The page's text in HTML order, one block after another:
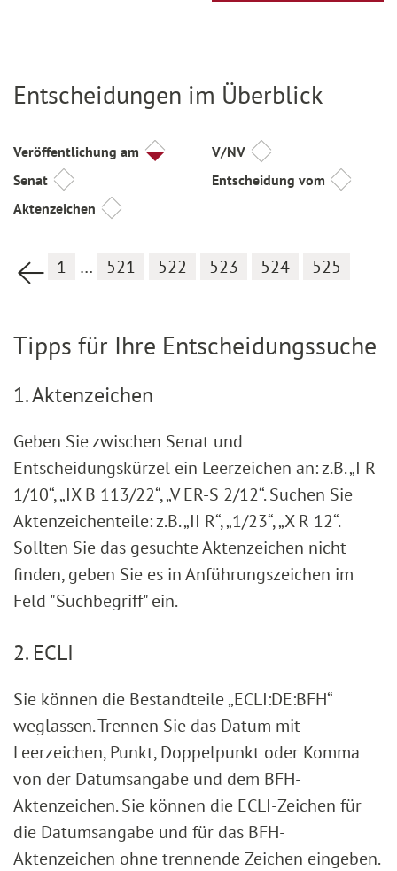
Entscheidungen im Überblick
Veröffentlichung am
V/NV
Senat
Entscheidung vom
Aktenzeichen
Titel
Vorherige Seite
1 … 521 522 523 524 525
Tipps für Ihre Entscheidungssuche
1. Aktenzeichen
Geben Sie zwischen Senat und
Entscheidungskürzel ein Leerzeichen an: z.B. „I R
1/10“, „IX B 113/22“, „V ER-S 2/12“. Suchen Sie
Aktenzeichenteile: z.B. „II R“, „1/23“, „X R 12“.
Sollten Sie das gesuchte Aktenzeichen nicht
finden, geben Sie es in Anführungszeichen im
Feld "Suchbegriff" ein.
2. ECLI
Sie können die Bestandteile „ECLI:DE:BFH“
weglassen. Trennen Sie das Datum mit
Leerzeichen, Punkt, Doppelpunkt oder Komma
von der Datumsangabe und dem BFH-
Aktenzeichen. Sie können die ECLI-Zeichen für
die Datumsangabe und für das BFH-
Aktenzeichen ohne trennende Zeichen eingeben.